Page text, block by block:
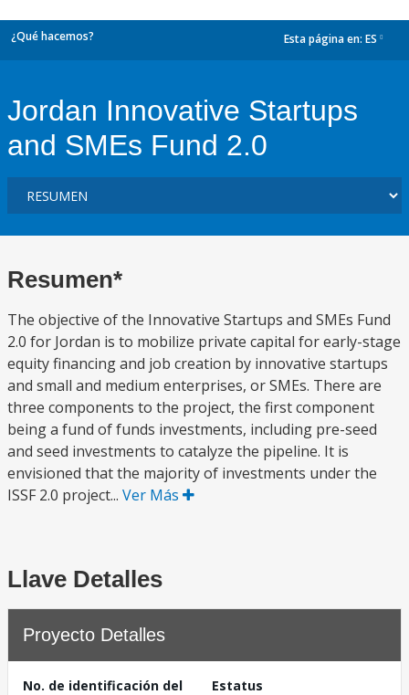
¿Qué hacemos? Esta página en: ES
Jordan Innovative Startups
and SMEs Fund 2.0
Resumen*
The objective of the Innovative Startups and SMEs Fund
2.0 for Jordan is to mobilize private capital for early-stage
equity financing and job creation by innovative startups
and small and medium enterprises, or SMEs. There are
three components to the project, the first component
being a fund of funds investments, including pre-seed
and seed investments to catalyze the pipeline. It is
envisioned that the majority of investments under the
ISSF 2.0 project... Ver Más
Llave Detalles
Proyecto Detalles
No. de identificación del
Estatus